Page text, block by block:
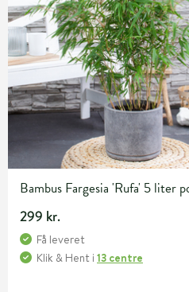
Bambus Fargesia 'Rufa' 5 liter
299 kr.
Få leveret
Klik & Hent i 13 centre